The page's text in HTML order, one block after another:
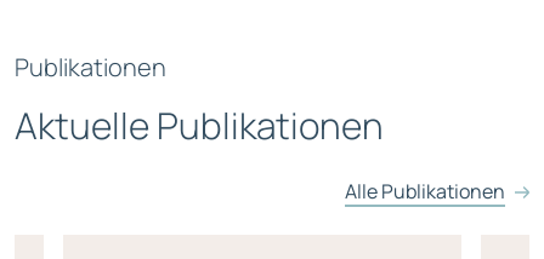
Publikationen
Aktuelle Publikationen
Alle Publikationen